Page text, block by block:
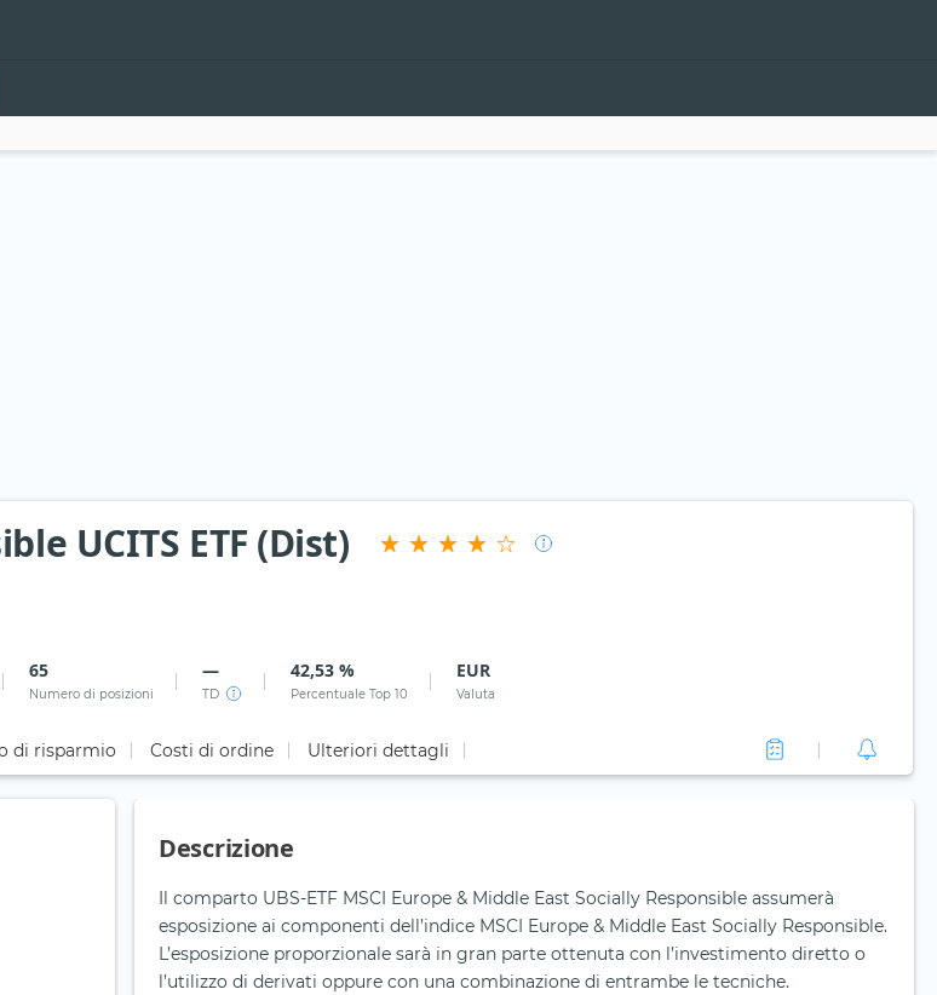
UCITS ETF (Dist)
65
Numero di posizioni
—
TD
42,53 %
Percentuale Top 10
EUR
Valuta
di risparmio Costi di ordine Ulteriori dettagli
Descrizione
Il comparto UBS-ETF MSCI Europe & Middle East Socially Responsible assumerà
esposizione ai componenti dell’indice MSCI Europe & Middle East Socially Responsible.
L’esposizione proporzionale sarà in gran parte ottenuta con l’investimento diretto o
l’utilizzo di derivati oppure con una combinazione di entrambe le tecniche.